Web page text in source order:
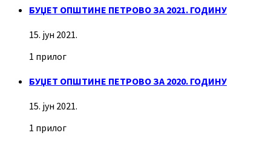
БУЏЕТ ОПШТИНЕ ПЕТРОВО ЗА 2021. ГОДИНУ
15. јун 2021.
1 прилог
БУЏЕТ ОПШТИНЕ ПЕТРОВО ЗА 2020. ГОДИНУ
15. јун 2021.
1 прилог